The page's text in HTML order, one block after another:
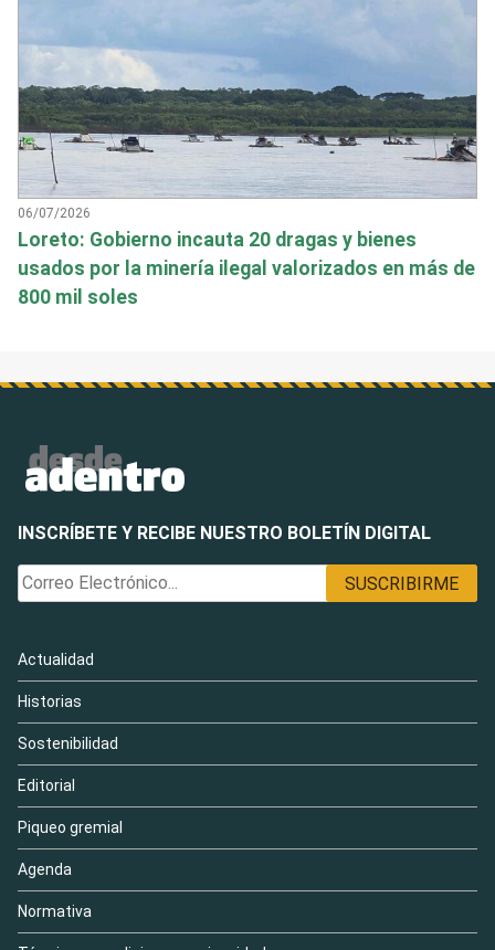
06/07/2026
Loreto: Gobierno incauta 20 dragas y bienes
usados por la minería ilegal valorizados en más de
800 mil soles
INSCRÍBETE Y RECIBE NUESTRO BOLETÍN DIGITAL
Actualidad
Historias
Sostenibilidad
Editorial
Piqueo gremial
Agenda
Normativa